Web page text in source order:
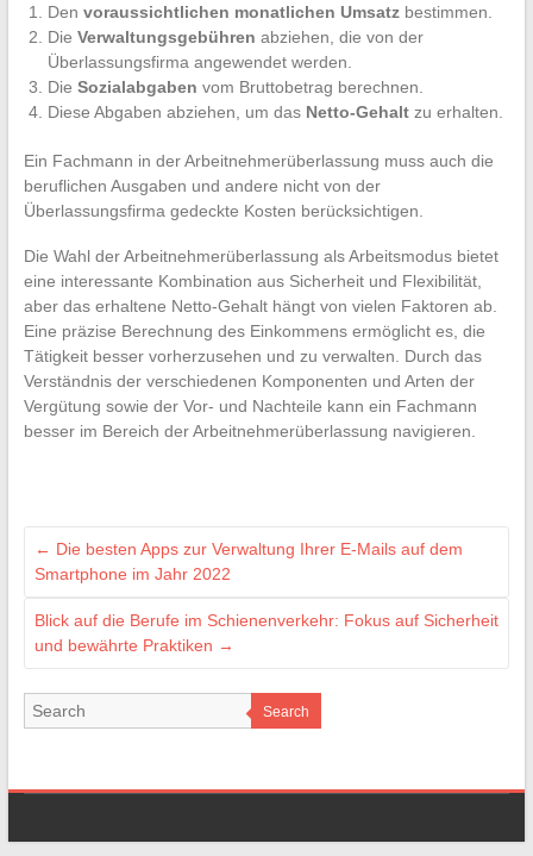
Den voraussichtlichen monatlichen Umsatzbestimmen.
Die Verwaltungsgebühren abziehen, die von der
Überlassungsfirma angewendet werden.
Die Sozialabgaben vom Bruttobetrag berechnen.
Diese Abgaben abziehen, um das Netto-Gehaltzu erhalten.
Ein Fachmann in der Arbeitnehmerüberlassung muss auch die
beruflichen Ausgaben und andere nicht von der
Überlassungsfirma gedeckte Kosten berücksichtigen.
Die Wahl der Arbeitnehmerüberlassung als Arbeitsmodus bietet
eine interessante Kombination aus Sicherheit und Flexibilität,
aber das erhaltene Netto-Gehalt hängt von vielen Faktoren ab.
Eine präzise Berechnung des Einkommens ermöglicht es, die
Tätigkeit besser vorherzusehen und zu verwalten. Durch das
Verständnis der verschiedenen Komponenten und Arten der
Vergütung sowie der Vor- und Nachteile kann ein Fachmann
besser im Bereich der Arbeitnehmerüberlassung navigieren.
← Die besten Apps zur Verwaltung Ihrer E-Mails auf dem
Smartphone im Jahr 2022
Blick auf die Berufe im Schienenverkehr: Fokus auf Sicherheit
und bewährte Praktiken →
Search